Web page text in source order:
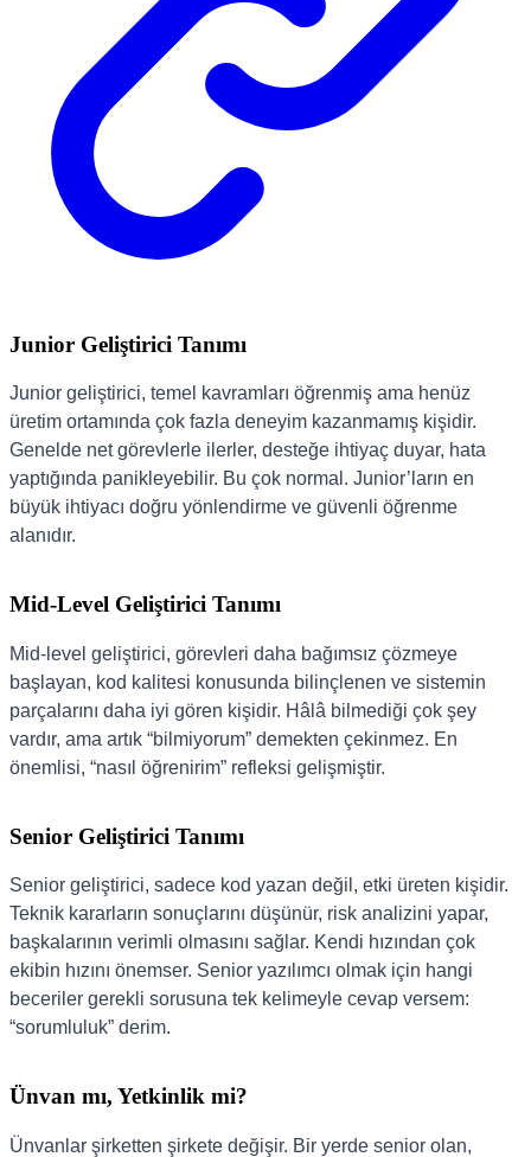
Junior Geliştirici Tanımı
Junior geliştirici, temel kavramları öğrenmiş ama henüz
üretim ortamında çok fazla deneyim kazanmamış kişidir.
Genelde net görevlerle ilerler, desteğe ihtiyaç duyar, hata
yaptığında panikleyebilir. Bu çok normal. Junior’ların en
büyük ihtiyacı doğru yönlendirme ve güvenli öğrenme
alanıdır.
Mid-Level Geliştirici Tanımı
Mid-level geliştirici, görevleri daha bağımsız çözmeye
başlayan, kod kalitesi konusunda bilinçlenen ve sistemin
parçalarını daha iyi gören kişidir. Hâlâ bilmediği çok şey
vardır, ama artık “bilmiyorum” demekten çekinmez. En
önemlisi, “nasıl öğrenirim” refleksi gelişmiştir.
Senior Geliştirici Tanımı
Senior geliştirici, sadece kod yazan değil, etki üreten kişidir.
Teknik kararların sonuçlarını düşünür, risk analizini yapar,
başkalarının verimli olmasını sağlar. Kendi hızından çok
ekibin hızını önemser. Senior yazılımcı olmak için hangi
beceriler gerekli sorusuna tek kelimeyle cevap versem:
“sorumluluk” derim.
Ünvan mı, Yetkinlik mi?
Ünvanlar şirketten şirkete değişir. Bir yerde senior olan,